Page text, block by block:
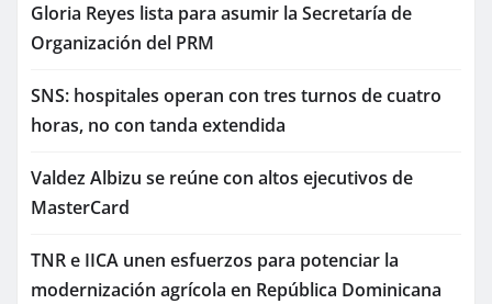
Gloria Reyes lista para asumir la Secretaría de
Organización del PRM
SNS: hospitales operan con tres turnos de cuatro
horas, no con tanda extendida
Valdez Albizu se reúne con altos ejecutivos de
MasterCard
TNR e IICA unen esfuerzos para potenciar la
modernización agrícola en República Dominicana